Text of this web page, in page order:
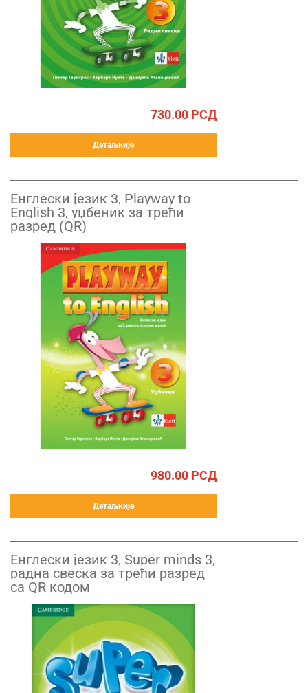
730.00 РСД
Детаљније
Енглески језик 3, Playway to
English 3, уџбеник за трећи
разред (QR)
980.00 РСД
Детаљније
Енглески језик 3, Super minds 3,
радна свеска за трећи разред
са QR кодом